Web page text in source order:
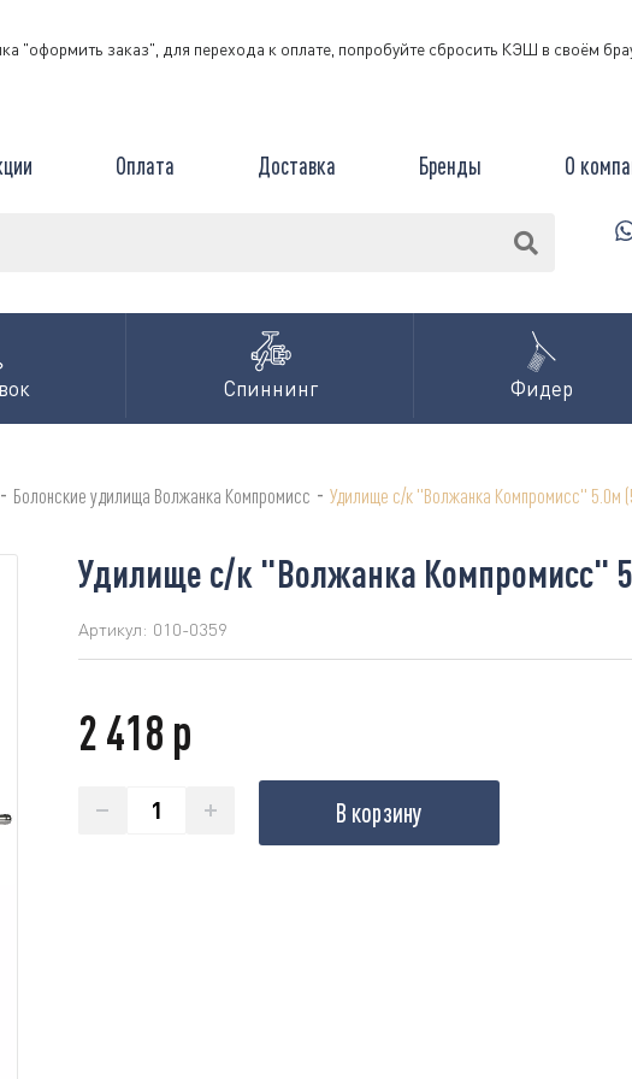
"оформить заказ", для перехода к оплате, попробуйте сбросить КЭШ в своём
Оплата Доставка Бренды О
Спиннинг Фидер
- Болонские удилища Волжанка Компромисс - Удилище с/к "Волжанка Компромисс" 5.0м
Удилище с/к "Волжанка Компромисс"
Артикул: 010-0359
2 418 р
В корзину